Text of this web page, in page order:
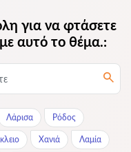
για να φτάσετε
αυτό το θέμα.:
Λάρισα Ρόδος
Χανιά Λαμία